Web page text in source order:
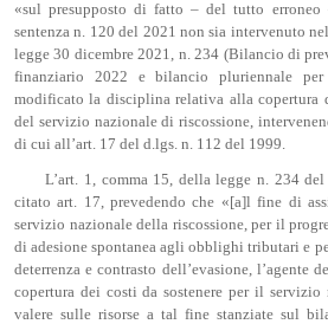
«sul presupposto di fatto – del tutto
sentenza n. 120 del 2021 non sia intervenuto
legge 30 dicembre 2021, n. 234 (Bilancio di
finanziario 2022 e bilancio pluriennale
modificato la disciplina relativa alla copertura
del servizio nazionale di riscossione,
di cui all’art. 17 del d.lgs. n. 112 del 1999.
L’art. 1, comma 15, della legge n. 234
citato art. 17, prevedendo che «[a]l fine di
servizio nazionale della riscossione, per il
di adesione spontanea agli obblighi tributari e
deterrenza e contrasto dell’evasione, l’agente
copertura dei costi da sostenere per il servizio
valere sulle risorse a tal fine stanziate sul